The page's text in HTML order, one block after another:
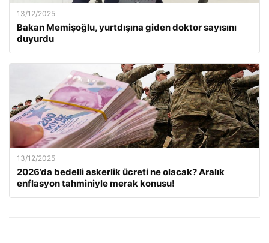
13/12/2025
Bakan Memişoğlu, yurtdışına giden doktor sayısını
duyurdu
13/12/2025
2026’da bedelli askerlik ücreti ne olacak? Aralık
enflasyon tahminiyle merak konusu!